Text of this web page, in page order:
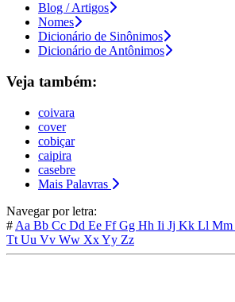
Blog / Artigos
Nomes
Dicionário de Sinônimos
Dicionário de Antônimos
Veja também:
coivara
cover
cobiçar
caipira
casebre
Mais Palavras
Navegar por letra:
# Aa Bb Cc Dd Ee FfGg Hh Ii Jj Kk Ll Mm
Tt Uu Vv Ww XxYy Zz